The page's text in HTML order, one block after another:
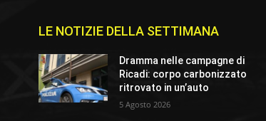
LE NOTIZIE DELLA SETTIMANA
Dramma nelle campagne di
Ricadi: corpo carbonizzato
ritrovato in un’auto
5 Agosto 2026